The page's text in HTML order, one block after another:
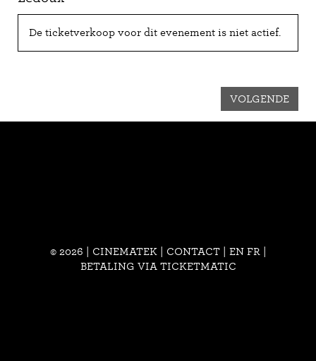
De ticketverkoop voor dit evenement is niet actief.
VOLGENDE
© 2026 | CINEMATEK | CONTACT| EN FR
BETALING VIA TICKETMATIC